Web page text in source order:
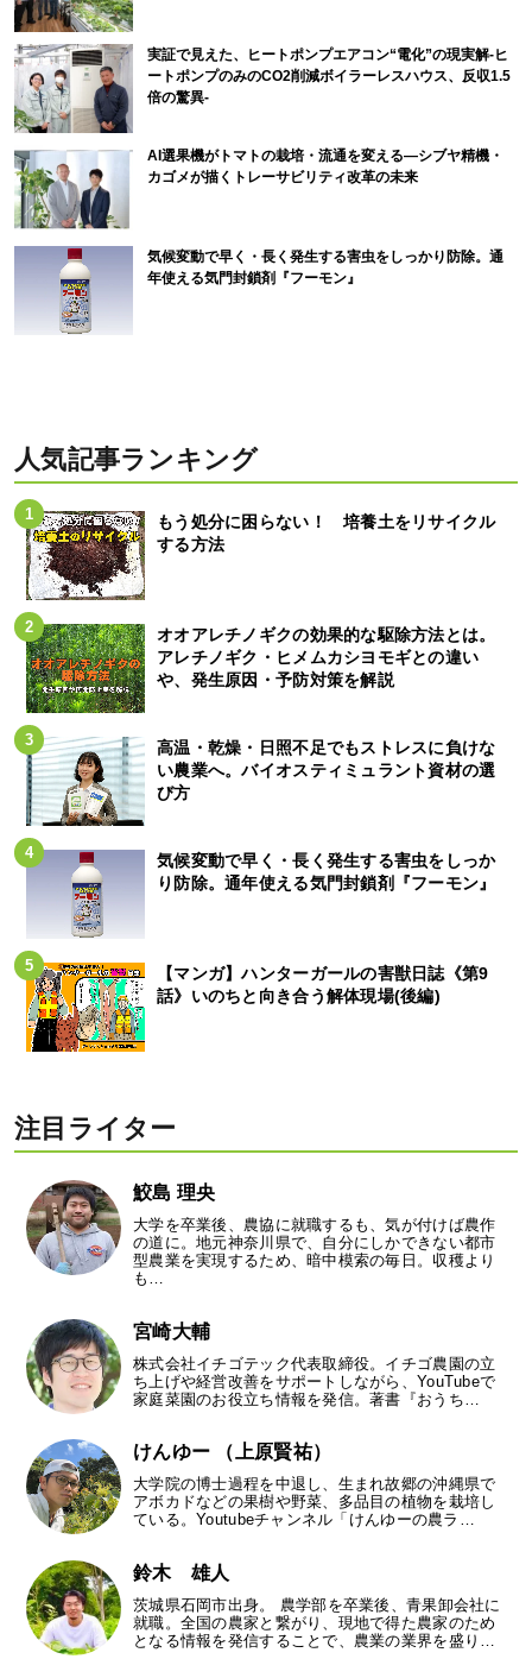
実証で見えた、ヒートポンプエアコン“電化”の現実解-ヒ
ートポンプのみのCO2削減ボイラーレスハウス、反収1.5
倍の驚異-
AI選果機がトマトの栽培・流通を変える―シブヤ精機・
カゴメが描くトレーサビリティ改革の未来
気候変動で早く・長く発生する害虫をしっかり防除。通
年使える気門封鎖剤『フーモン』
人気記事ランキング
もう処分に困らない！ 培養土をリサイクル
する方法
オオアレチノギクの効果的な駆除方法とは。
アレチノギク・ヒメムカシヨモギとの違い
や、発生原因・予防対策を解説
高温・乾燥・日照不足でもストレスに負けな
い農業へ。バイオスティミュラント資材の選
び方
気候変動で早く・長く発生する害虫をしっか
り防除。通年使える気門封鎖剤『フーモン』
【マンガ】ハンターガールの害獣日誌《第9
話》いのちと向き合う解体現場(後編)
注目ライター
鮫島 理央
大学を卒業後、農協に就職するも、気が付けば農作
の道に。地元神奈川県で、自分にしかできない都市
型農業を実現するため、暗中模索の毎日。収穫より
も…
宮崎大輔
株式会社イチゴテック代表取締役。イチゴ農園の立
ち上げや経営改善をサポートしながら、YouTubeで
家庭菜園のお役立ち情報を発信。著書『おうち…
けんゆー （上原賢祐）
大学院の博士過程を中退し、生まれ故郷の沖縄県で
アボカドなどの果樹や野菜、多品目の植物を栽培し
ている。Youtubeチャンネル「けんゆーの農ラ…
鈴木 雄人
茨城県石岡市出身。 農学部を卒業後、青果卸会社に
就職。全国の農家と繋がり、現地で得た農家のため
となる情報を発信することで、農業の業界を盛り…